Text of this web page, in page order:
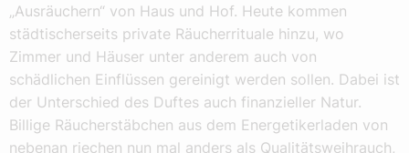
„Ausräuchern“ von Haus und Hof. Heute kommen
städtischerseits private Räucherrituale hinzu, wo
Zimmer und Häuser unter anderem auch von
schädlichen Einflüssen gereinigt werden sollen. Dabei ist
der Unterschied des Duftes auch finanzieller Natur.
Billige Räucherstäbchen aus dem Energetikerladen von
nebenan riechen nun mal anders als Qualitätsweihrauch,